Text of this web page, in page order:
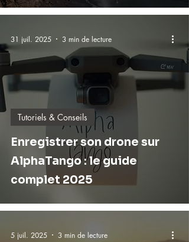
Enregistrer son drone sur
AlphaTango : le guide
complet 2025
Tutoriels & Conseils
31 juil. 2025 3 min de lecture
5 juil. 2025 3 min de lecture